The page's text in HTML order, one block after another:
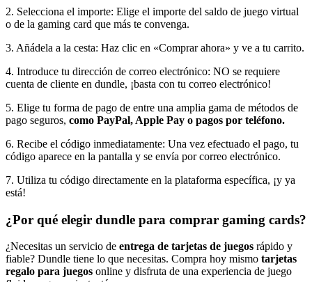
2. Selecciona el importe: Elige el importe del saldo de juego virtual
o de la gaming card que más te convenga.
3. Añádela a la cesta: Haz clic en «Comprar ahora» y ve a tu carrito.
4. Introduce tu dirección de correo electrónico: NO se requiere
cuenta de cliente en dundle, ¡basta con tu correo electrónico!
5. Elige tu forma de pago de entre una amplia gama de métodos de
pago seguros, como PayPal, Apple Pay o pagos por teléfono.
6. Recibe el código inmediatamente: Una vez efectuado el pago, tu
código aparece en la pantalla y se envía por correo electrónico.
7. Utiliza tu código directamente en la plataforma específica, ¡y ya
está!
¿Por qué elegir dundle para comprar gaming cards?
¿Necesitas un servicio de entrega de tarjetas de juegos rápido y
fiable? Dundle tiene lo que necesitas. Compra hoy mismo tarjetas
regalo para juegos online y disfruta de una experiencia de juego